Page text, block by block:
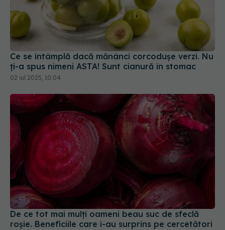
Ce se întâmplă dacă mănânci corcodușe verzi. Nu
ți-a spus nimeni ASTA! Sunt cianură în stomac
02 iul 2025, 10:04
De ce tot mai mulți oameni beau suc de sfeclă
roșie. Beneficiile care i-au surprins pe cercetători